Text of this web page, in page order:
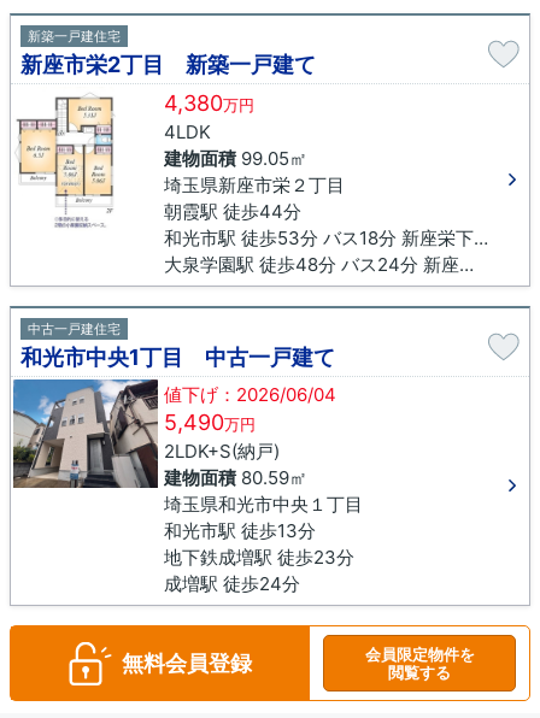
新築一戸建住宅
新座市栄2丁目 新築一戸建て
4,380万円
4LDK
建物面積99.05㎡
埼玉県新座市栄２丁目
朝霞駅 徒歩44分
和光市駅 徒歩53分 バス18分 新座栄下車 徒歩2分
大泉学園駅 徒歩48分 バス24分 新座栄下車 徒歩2分
中古一戸建住宅
和光市中央1丁目 中古一戸建て
値下げ：2026/06/04
5,490万円
2LDK+S(納戸)
建物面積80.59㎡
埼玉県和光市中央１丁目
和光市駅 徒歩13分
地下鉄成増駅 徒歩23分
成増駅 徒歩24分
無料会員登録
会員限定物件を
閲覧する